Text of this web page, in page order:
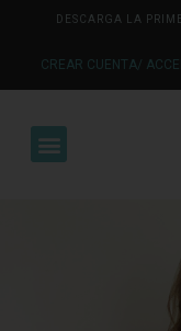
DESCARGA LA
CREAR CUENTA/